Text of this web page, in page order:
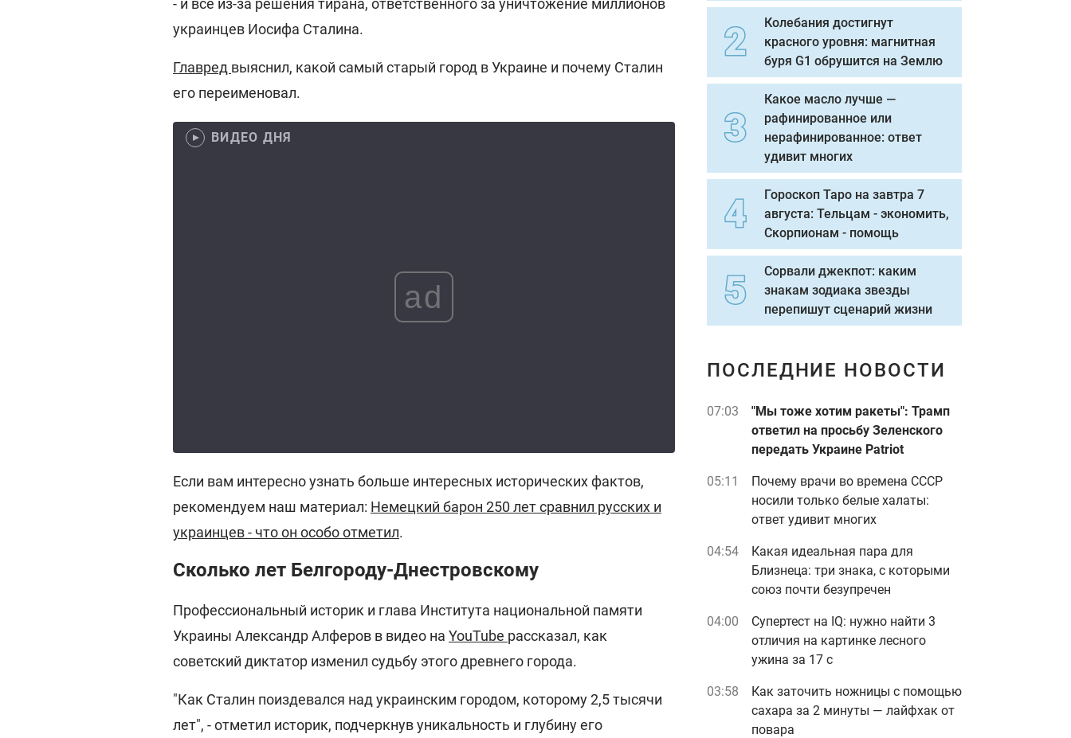
- и все из-за решения тирана, ответственного за уничтожение миллионов
украинцев Иосифа Сталина.
Главред выяснил, какой самый старый город в Украине и почему Сталин
его переименовал.
ВИДЕО ДНЯ
ad
Если вам интересно узнать больше интересных исторических фактов,
рекомендуем наш материал: Немецкий барон 250 лет сравнил русских и
украинцев - что он особо отметил.
Сколько лет Белгороду-Днестровскому
Профессиональный историк и глава Института национальной памяти
Украины Александр Алферов в видео на YouTube рассказал, как
советский диктатор изменил судьбу этого древнего города.
"Как Сталин поиздевался над украинским городом, которому 2,5 тысячи
лет", - отметил историк, подчеркнув уникальность и глубину его
Колебания достигнут
красного уровня: магнитная
буря G1 обрушится на Землю
Какое масло лучше —
рафинированное или
нерафинированное: ответ
удивит многих
Гороскоп Таро на завтра 7
августа: Тельцам - экономить,
Скорпионам - помощь
Сорвали джекпот: каким
знакам зодиака звезды
перепишут сценарий жизни
ПОСЛЕДНИЕ НОВОСТИ
07:03
"Мы тоже хотим ракеты": Трамп
ответил на просьбу Зеленского
передать Украине Patriot
05:11
Почему врачи во времена СССР
носили только белые халаты:
ответ удивит многих
04:54
Какая идеальная пара для
Близнеца: три знака, с которыми
союз почти безупречен
04:00
Супертест на IQ: нужно найти 3
отличия на картинке лесного
ужина за 17 с
03:58
Как заточить ножницы с помощью
сахара за 2 минуты — лайфхак от
повара